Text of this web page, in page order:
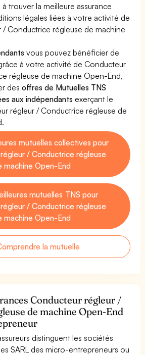
trouver la meilleure assurance
légales liées à votre activité de
Conductrice régleuse de machine
vous pouvez bénéficier de
à votre activité de Conducteur
régleuse de machine Open-End,
desoffres de Mutuelles TNS
aux indépendants exerçant le
régleur / Conductrice régleuse de
mutuelles collectives pour
/ Conductrice régleuse
machine Open-End
mutuelles TNS pour
/ Conductrice régleuse
machine Open-End
la mutuelle
Conducteur régleur /
de machine Open-End
distinguent les sociétés
SARL des micro-entrepreneurs ou